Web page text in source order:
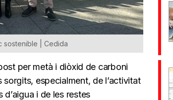
sostenible | Cedida
per metà i diòxid de carboni
especialment, de l’activitat
i de les restes